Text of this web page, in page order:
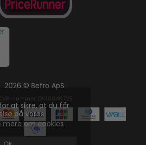
at sikre, at du får
på vores
mere om cookies
2026 © Befro ApS.
nummer: DK10049725